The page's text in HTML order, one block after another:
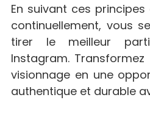
En suivant ces
continuellement, vous
tirer le meilleur
Instagram.
visionnage en une
authentique et durable